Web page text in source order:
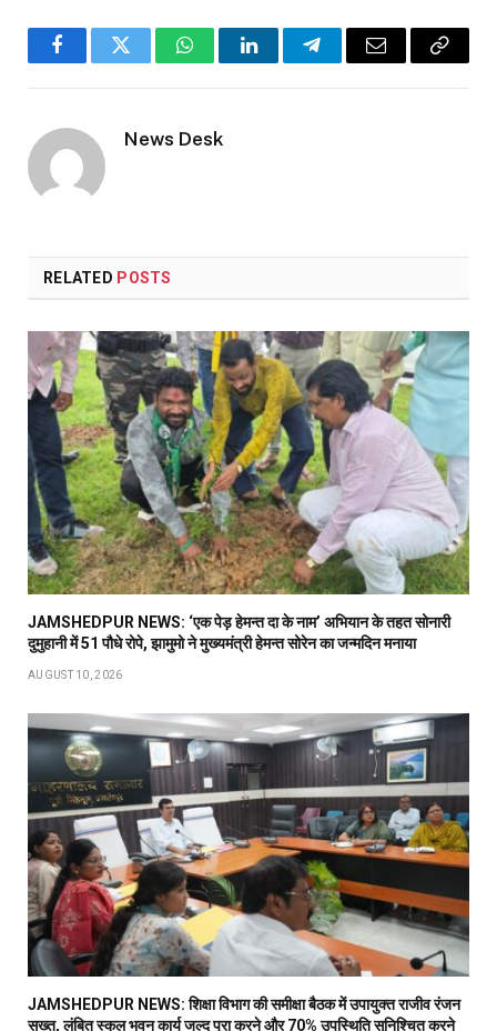
FacebookTwitter WhatsAppLinkedInTelegramEmail
Copy
News Desk
RELATED POSTS
JAMSHEDPUR NEWS: ‘एक पेड़ हेमन्त दा के नाम’ अभियान के तहत सोनारी
दुमुहानी में 51 पौधे रोपे, झामुमो ने मुख्यमंत्री हेमन्त सोरेन का जन्मदिन मनाया
AUGUST 10, 2026
JAMSHEDPUR NEWS: शिक्षा विभाग की समीक्षा बैठक में उपायुक्त राजीव रंजन
सख्त, लंबित स्कूल भवन कार्य जल्द पूरा करने और 70% उपस्थिति सुनिश्चित करने